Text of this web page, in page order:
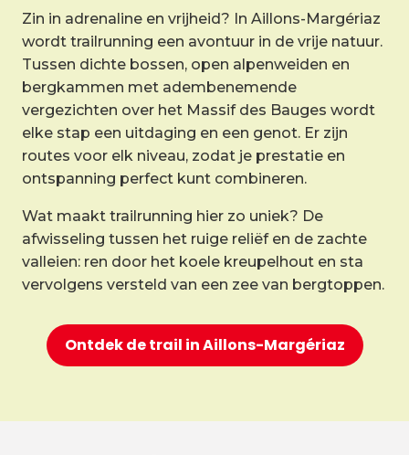
Zin in adrenaline en vrijheid? In Aillons-Margériaz
wordt trailrunning een avontuur in de vrije natuur.
Tussen dichte bossen, open alpenweiden en
bergkammen met adembenemende
vergezichten over het Massif des Bauges wordt
elke stap een uitdaging en een genot. Er zijn
routes voor elk niveau, zodat je prestatie en
ontspanning perfect kunt combineren.
Wat maakt trailrunning hier zo uniek? De
afwisseling tussen het ruige reliëf en de zachte
valleien: ren door het koele kreupelhout en sta
vervolgens versteld van een zee van bergtoppen.
Ontdek de trail in Aillons-Margériaz